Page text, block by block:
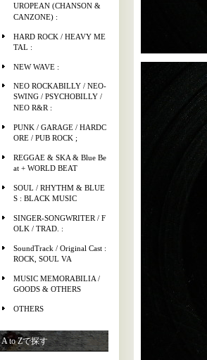
UROPEAN (CHANSON &
CANZONE) :
HARD ROCK / HEAVY ME
TAL :
NEW WAVE :
NEO ROCKABILLY / NEO-
SWING / PSYCHOBILLY /
NEO R&R :
PUNK / GARAGE / HARDC
ORE / PUB ROCK ;
REGGAE & SKA & Blue Be
at + WORLD BEAT
SOUL / RHYTHM & BLUE
S : BLACK MUSIC
SINGER-SONGWRITER / F
OLK / TRAD. :
SoundTrack / Original Cast :
ROCK, SOUL VA
MUSIC MEMORABILIA /
GOODS & OTHERS
OTHERS
A to Zで探す